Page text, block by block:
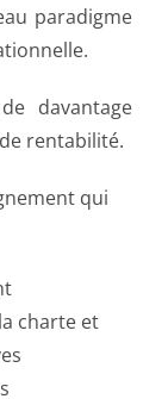
paradigme
davantage
rentabilité.
qui
charte et